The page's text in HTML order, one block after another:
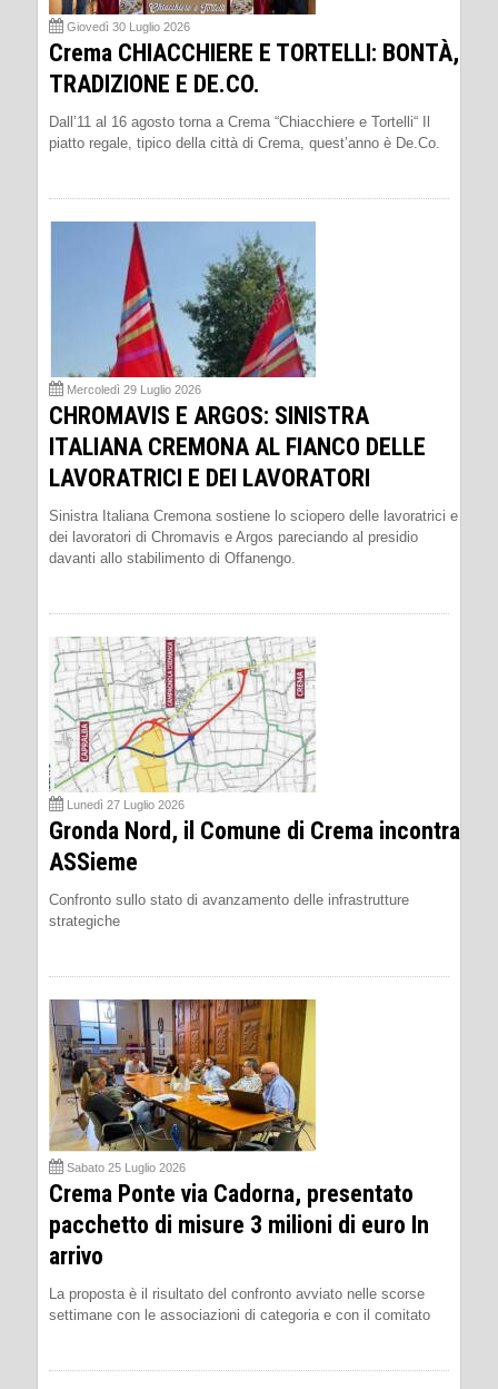
Giovedì 30 Luglio 2026
Crema CHIACCHIERE E TORTELLI: BONTÀ,
TRADIZIONE E DE.CO.
Dall’11 al 16 agosto torna a Crema “Chiacchiere e Tortelli“ Il
piatto regale, tipico della città di Crema, quest’anno è De.Co.
Mercoledì 29 Luglio 2026
CHROMAVIS E ARGOS: SINISTRA
ITALIANA CREMONA AL FIANCO DELLE
LAVORATRICI E DEI LAVORATORI
Sinistra Italiana Cremona sostiene lo sciopero delle lavoratrici e
dei lavoratori di Chromavis e Argos pareciando al presidio
davanti allo stabilimento di Offanengo.
Lunedì 27 Luglio 2026
Gronda Nord, il Comune di Crema incontra
ASSieme
Confronto sullo stato di avanzamento delle infrastrutture
strategiche
Sabato 25 Luglio 2026
Crema Ponte via Cadorna, presentato
pacchetto di misure 3 milioni di euro In
arrivo
La proposta è il risultato del confronto avviato nelle scorse
settimane con le associazioni di categoria e con il comitato